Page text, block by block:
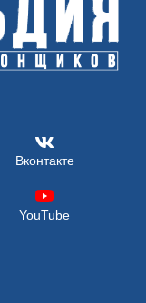
Вконтакте
YouTube